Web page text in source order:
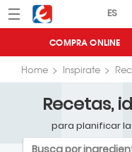
Menú Eroski
COMPRA ONLINE
Home Inspirate
Recetas,
para planificar